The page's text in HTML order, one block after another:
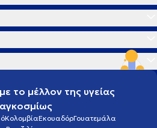
το μέλλον της υγείας
ΚολομβίαΕκουαδόρΓουατεμάλα